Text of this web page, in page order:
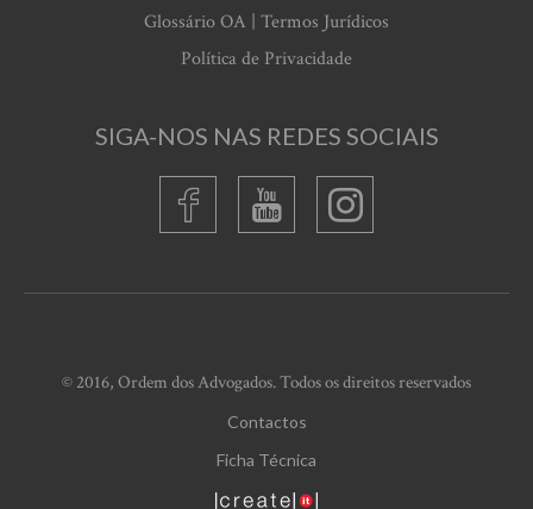
Glossário OA | Termos Jurídicos
Política de Privacidade
SIGA-NOS NAS REDES SOCIAIS
© 2016, Ordem dos Advogados. Todos os direitos reservados
Contactos
Ficha Técnica